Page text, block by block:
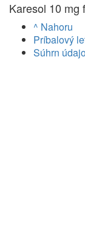
Karesol 10 mg
^ Nahoru
Príbalový
Súhrn